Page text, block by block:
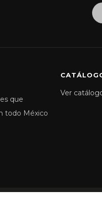
que
todo México
Ver